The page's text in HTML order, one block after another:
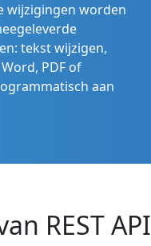
wijzigingen worden
tekst wijzigen,
PDF of
aan
REST API